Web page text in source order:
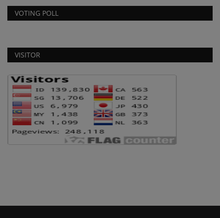
VOTING POLL
VISITOR